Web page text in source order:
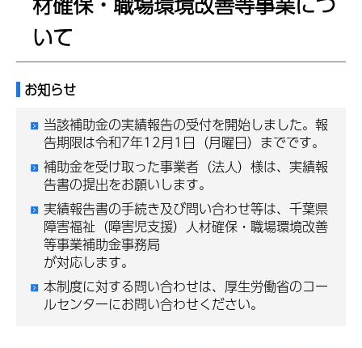
いて
お知らせ
当該補助金の実績報告の受付を開始しました。報
告期限は令和7年12月1日（月曜日）までです。
補助金を受け取った事業者（法人）様は、実績報
告書の提出をお願いします。
実績報告書の手続き及び問い合わせ等は、千葉県
障害福祉（障害児支援）人材確保・職場環境改善
等事業補助金事務局
が対応します。
本制度に対する問い合わせは、厚生労働省のコー
ルセンターにお問い合わせください。